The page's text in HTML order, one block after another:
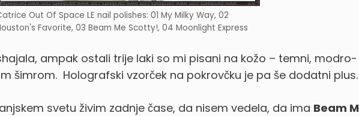
Out Of Space LE nail polishes: 01 My Milky Way, 02
Favorite, 03 Beam Me Scotty!, 04 Moonlight Express
ampak ostali trije laki so mi pisani na kožo – temni, modro-
šimrom. Holografski vzorček na pokrovčku je pa še dodatni plus.
svetu živim zadnje čase, da nisem vedela, da ima Beam